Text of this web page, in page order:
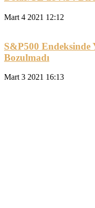
Mart 4 2021 12:12
S&P500 Endeksinde
Bozulmadı
Mart 3 2021 16:13